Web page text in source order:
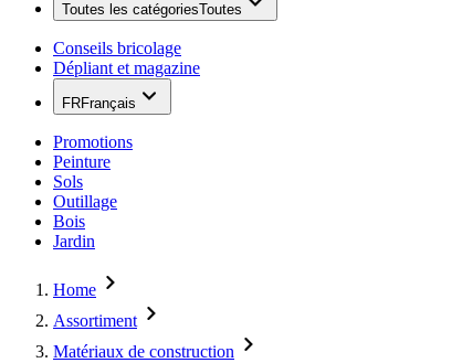
Toutes les catégoriesToutes
Conseils bricolage
Dépliant et magazine
FRFrançais
Promotions
Peinture
Sols
Outillage
Bois
Jardin
Home
Assortiment
Matériaux de construction